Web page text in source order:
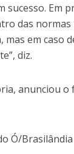
Em
das
mas em caso
diz.
anunciou